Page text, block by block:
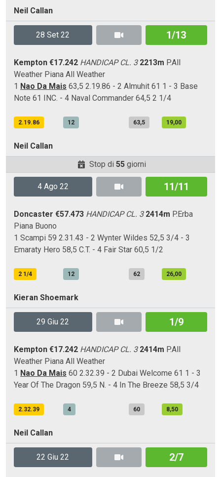
Neil Callan
28 Set 22 1/13
Kempton €17.242 HANDICAP CL. 3 2213m P.All
Weather Piana All Weather
1 Nao Da Mais 63,5 2.19.86 - 2 Almuhit 61 1 - 3 Base
Note 61 INC. - 4 Naval Commander 64,5 2 1/4
2.19.86 12 63,5 19,00
Neil Callan
Stop di 55giorni
4 Ago 22 11/11
Doncaster €57.473 HANDICAP CL. 3 2414m P.Erba
Piana Buono
1 Scampi 59 2.31.43 - 2 Wynter Wildes 52,5 3/4 - 3
Emaraty Hero 58,5 C.T. - 4 Fair Star 60,5 1/2
2 1/4 12 62 26,00
Kieran Shoemark
29 Giu 22 1/9
Kempton €17.242 HANDICAP CL. 3 2414m P.All
Weather Piana All Weather
1 Nao Da Mais 60 2.32.39 - 2 Dubai Welcome 61 1 - 3
Year Of The Dragon 59,5 N. - 4 In The Breeze 58,5 3/4
2.32.39 4 60 8,50
Neil Callan
22 Giu 22 2/7